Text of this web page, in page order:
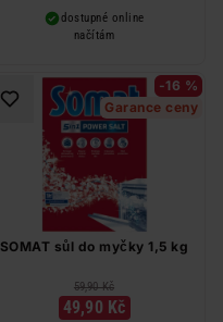
dostupné online
načítám
-16 %
Garance ceny
SOMAT sůl do myčky 1,5 kg
59,90 Kč
49,90 Kč